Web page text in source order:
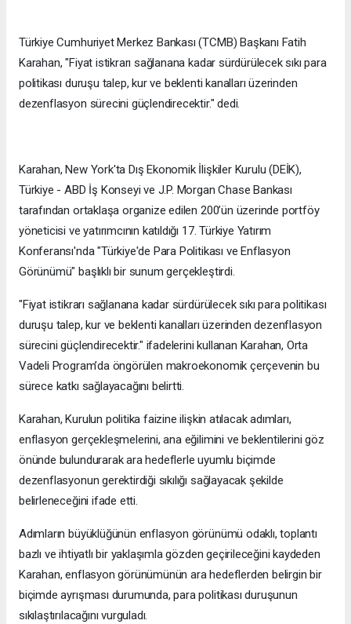
Türkiye Cumhuriyet Merkez Bankası (TCMB) Başkanı Fatih
Karahan, "Fiyat istikrarı sağlanana kadar sürdürülecek sıkı para
politikası duruşu talep, kur ve beklenti kanalları üzerinden
dezenflasyon sürecini güçlendirecektir." dedi.
Karahan, New York'ta Dış Ekonomik İlişkiler Kurulu (DEİK),
Türkiye - ABD İş Konseyi ve J.P. Morgan Chase Bankası
tarafından ortaklaşa organize edilen 200’ün üzerinde portföy
yöneticisi ve yatırımcının katıldığı 17. Türkiye Yatırım
Konferansı'nda "Türkiye'de Para Politikası ve Enflasyon
Görünümü" başlıklı bir sunum gerçekleştirdi.
"Fiyat istikrarı sağlanana kadar sürdürülecek sıkı para politikası
duruşu talep, kur ve beklenti kanalları üzerinden dezenflasyon
sürecini güçlendirecektir." ifadelerini kullanan Karahan, Orta
Vadeli Program’da öngörülen makroekonomik çerçevenin bu
sürece katkı sağlayacağını belirtti.
Karahan, Kurulun politika faizine ilişkin atılacak adımları,
enflasyon gerçekleşmelerini, ana eğilimini ve beklentilerini göz
önünde bulundurarak ara hedeflerle uyumlu biçimde
dezenflasyonun gerektirdiği sıkılığı sağlayacak şekilde
belirleneceğini ifade etti.
Adımların büyüklüğünün enflasyon görünümü odaklı, toplantı
bazlı ve ihtiyatlı bir yaklaşımla gözden geçirileceğini kaydeden
Karahan, enflasyon görünümünün ara hedeflerden belirgin bir
biçimde ayrışması durumunda, para politikası duruşunun
sıkılaştırılacağını vurguladı.